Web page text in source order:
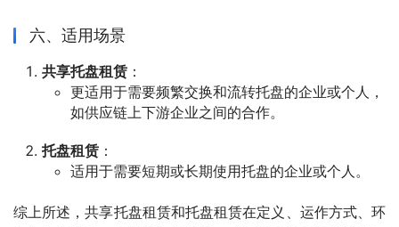
六、适用场景
共享托盘租赁 ：
更适用于需要频繁交换和流转托盘的企业或个人，
如供应链上下游企业之间的合作。
托盘租赁 ：
适用于需要短期或长期使用托盘的企业或个人。
综上所述，共享托盘租赁和托盘租赁在定义、运作方式、环